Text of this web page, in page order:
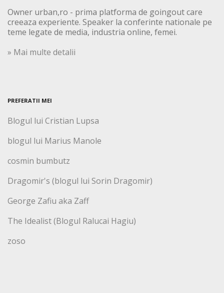
Owner urban,ro - prima platforma de goingout care
creeaza experiente. Speaker la conferinte nationale pe
teme legate de media, industria online, femei.
» Mai multe detalii
PREFERATII MEI
Blogul lui Cristian Lupsa
blogul lui Marius Manole
cosmin bumbutz
Dragomir's (blogul lui Sorin Dragomir)
George Zafiu aka Zaff
The Idealist (Blogul Ralucai Hagiu)
zoso